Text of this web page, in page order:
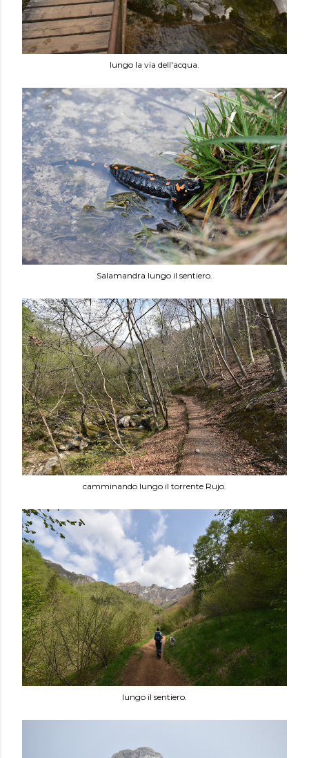
lungo la via dell'acqua.
Salamandra lungo il sentiero.
camminando lungo il torrente Rujo.
lungo il sentiero.